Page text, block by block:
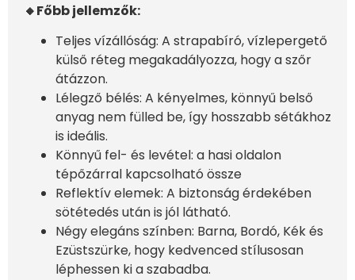
🔸Főbb jellemzők:
Teljes vízállóság: A strapabíró, vízlepergető
külső réteg megakadályozza, hogy a szőr
átázzon.
Lélegző bélés: A kényelmes, könnyű belső
anyag nem fülled be, így hosszabb sétákhoz
is ideális.
Könnyű fel- és levétel: a hasi oldalon
tépőzárral kapcsolható össze
Reflektív elemek: A biztonság érdekében
sötétedés után is jól látható.
Négy elegáns színben: Barna, Bordó, Kék és
Ezüstszürke, hogy kedvenced stílusosan
léphessen ki a szabadba.